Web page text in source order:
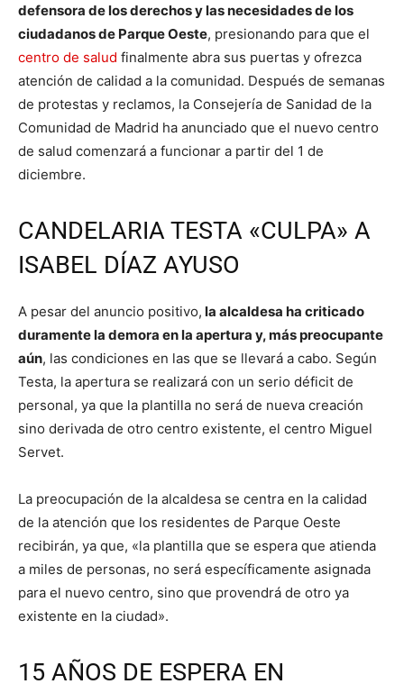
defensora de los derechos y las necesidades de los
ciudadanos de Parque Oeste, presionando para que el
centro de salud finalmente abra sus puertas y ofrezca
atención de calidad a la comunidad. Después de semanas
de protestas y reclamos, la Consejería de Sanidad de la
Comunidad de Madrid ha anunciado que el nuevo centro
de salud comenzará a funcionar a partir del 1 de
diciembre.
CANDELARIA TESTA «CULPA» A
ISABEL DÍAZ AYUSO
A pesar del anuncio positivo, la alcaldesa ha criticado
duramente la demora en la apertura y, más preocupante
aún, las condiciones en las que se llevará a cabo. Según
Testa, la apertura se realizará con un serio déficit de
personal, ya que la plantilla no será de nueva creación
sino derivada de otro centro existente, el centro Miguel
Servet.
La preocupación de la alcaldesa se centra en la calidad
de la atención que los residentes de Parque Oeste
recibirán, ya que, «la plantilla que se espera que atienda
a miles de personas, no será específicamente asignada
para el nuevo centro, sino que provendrá de otro ya
existente en la ciudad».
15 AÑOS DE ESPERA EN